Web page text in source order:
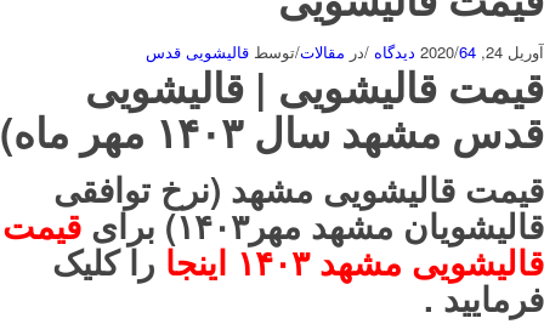
آوریل 24, 2020 /64 دیدگاه /در مقالات/توسط قالیشویی قدس
قیمت قالیشویی | قالیشویی
قدس مشهد سال ۱۴۰۳ مهر ماه)
قیمت قالیشویی مشهد (نرخ توافقی
قالیشویان مشهد مهر۱۴۰۳) برای قیمت
قالیشویی مشهد ۱۴۰۳ اینجا را کلیک
فرمایید .